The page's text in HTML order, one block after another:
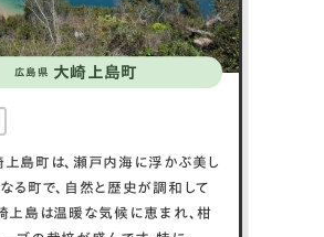
広島県 大崎上島町
島町は、瀬戸内海に浮かぶ美し
る町で、自然と歴史が調和して
上島は温暖な気候に恵まれ、柑